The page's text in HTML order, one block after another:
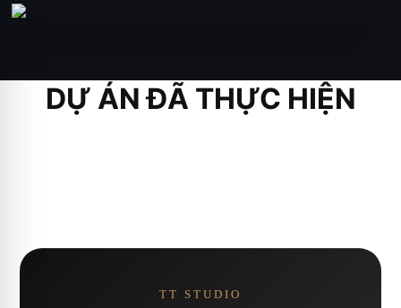
DỰ ÁN ĐÃ THỰC HIỆN
TT STUDIO